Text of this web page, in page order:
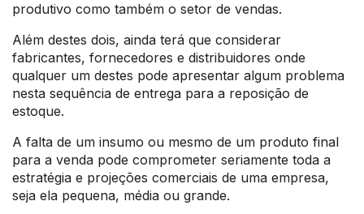
produtivo como também o setor de vendas.
Além destes dois, ainda terá que considerar
fabricantes, fornecedores e distribuidores onde
qualquer um destes pode apresentar algum problema
nesta sequência de entrega para a reposição de
estoque.
A falta de um insumo ou mesmo de um produto final
para a venda pode comprometer seriamente toda a
estratégia e projeções comerciais de uma empresa,
seja ela pequena, média ou grande.